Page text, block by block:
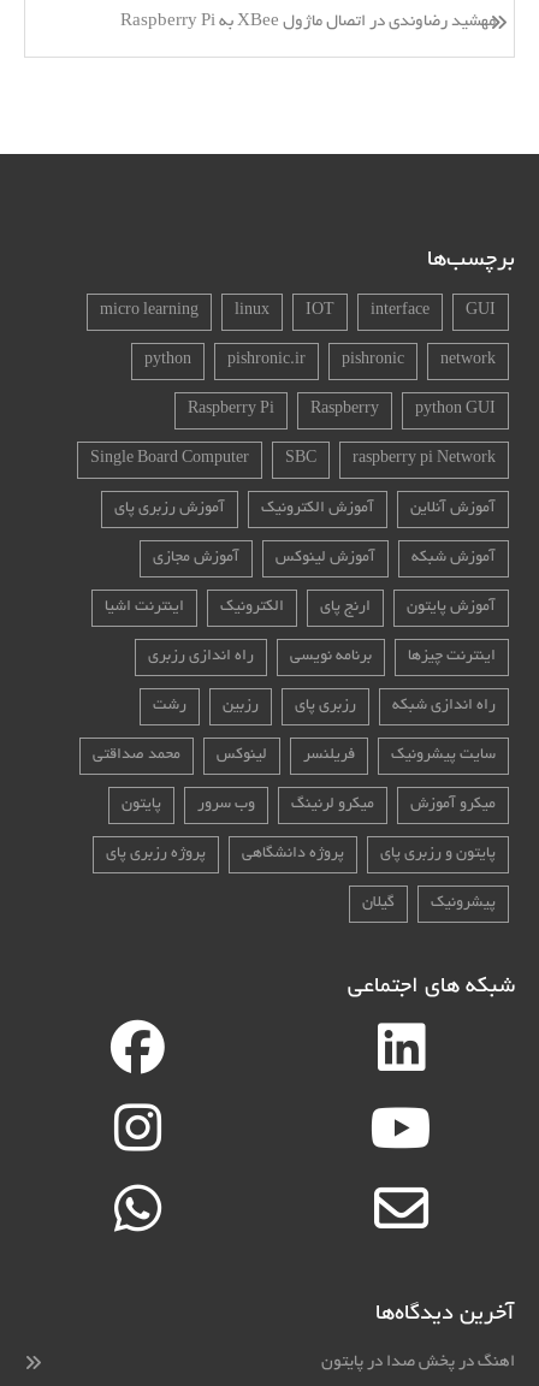
مهشید رضاوندی در اتصال ماژول XBee به Raspberry Pi
برچسب‌ها
GUI
interface
IOT
linux
micro learning
network
pishronic
pishronic.ir
python
python GUI
Raspberry
Raspberry Pi
raspberry pi Network
SBC
Single Board Computer
آموزش آنلاین آموزش الکترونیک آموزش رزبری پای
آموزش شبکه آموزش لینوکس آموزش مجازی
آموزش پایتون ارنج پای الکترونیک اینترنت اشیا
اینترنت چیزها برنامه نویسی راه اندازی رزبری
راه اندازی شبکه رزبری پای رزبین رشت
سایت پیشرونیک فریلنسر لینوکس محمد صداقتی
میکرو آموزش میکرو لرنینگ وب سرور پایتون
پایتون و رزبری پای پروژه دانشگاهی پروژه رزبری پای
پیشرونیک گیلان
شبکه های اجتماعی
آخرین دیدگاه‌ها
اهنگ در پخش صدا در پایتون